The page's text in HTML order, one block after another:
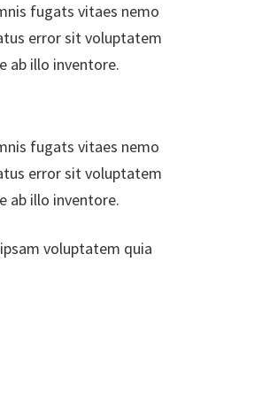
fugats vitaes nemo
error sit voluptatem
ab illo inventore.
fugats vitaes nemo
error sit voluptatem
ab illo inventore.
voluptatem quia